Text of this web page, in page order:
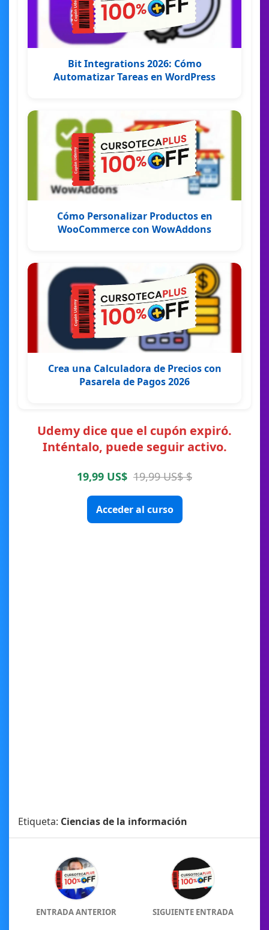
Bit Integrations 2026: Cómo
Automatizar Tareas en WordPress
Cómo Personalizar Productos en
WooCommerce con WowAddons
Crea una Calculadora de Precios con
Pasarela de Pagos 2026
Udemy dice que el cupón expiró.
Inténtalo, puede seguir activo.
19,99 US$ 19,99 US$ $
Acceder al curso
Etiqueta: Ciencias de la información
ENTRADA ANTERIOR SIGUIENTE ENTRADA